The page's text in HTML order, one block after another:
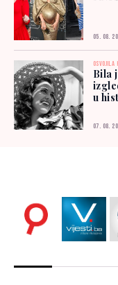
05. 08.
Bila
u
07. 08.